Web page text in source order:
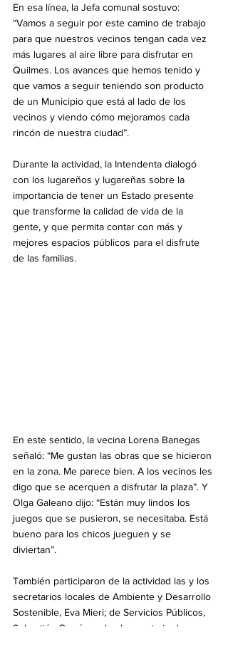
En esa línea, la Jefa comunal sostuvo:
“Vamos a seguir por este camino de trabajo
para que nuestros vecinos tengan cada vez
más lugares al aire libre para disfrutar en
Quilmes. Los avances que hemos tenido y
que vamos a seguir teniendo son producto
de un Municipio que está al lado de los
vecinos y viendo cómo mejoramos cada
rincón de nuestra ciudad”.
Durante la actividad, la Intendenta dialogó
con los lugareños y lugareñas sobre la
importancia de tener un Estado presente
que transforme la calidad de vida de la
gente, y que permita contar con más y
mejores espacios públicos para el disfrute
de las familias.
En este sentido, la vecina Lorena Banegas
señaló: “Me gustan las obras que se hicieron
en la zona. Me parece bien. A los vecinos les
digo que se acerquen a disfrutar la plaza”. Y
Olga Galeano dijo: “Están muy lindos los
juegos que se pusieron, se necesitaba. Está
bueno para los chicos jueguen y se
diviertan”.
También participaron de la actividad las y los
secretarios locales de Ambiente y Desarrollo
Sostenible, Eva Mieri; de Servicios Públicos,
Sebastián García, y el subsecretario de